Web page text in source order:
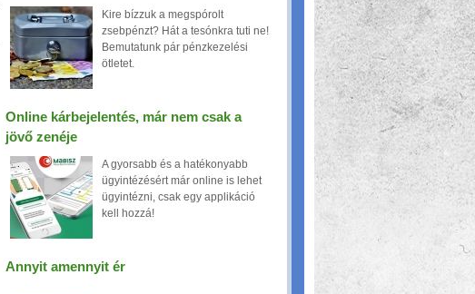
Kire bízzuk a megspórolt
zsebpénzt? Hát a tesónkra tuti ne!
Bemutatunk pár pénzkezelési
ötletet.
Online kárbejelentés, már nem csak a
jövő zenéje
A gyorsabb és a hatékonyabb
ügyintézésért már online is lehet
ügyintézni, csak egy applikáció
kell hozzá!
Annyit amennyit ér